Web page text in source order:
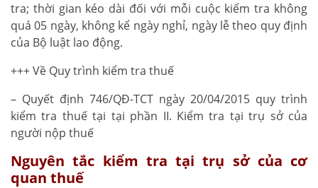
tra; thời gian kéo dài đối với mỗi cuộc kiểm tra không
quá 05 ngày, không kể ngày nghỉ, ngày lễ theo quy định
của Bộ luật lao động.
+++ Về Quy trình kiểm tra thuế
– Quyết định 746/QĐ-TCT ngày 20/04/2015 quy trình
kiểm tra thuế tại tại phần II. Kiểm tra tại trụ sở của
người nộp thuế
Nguyên tắc kiểm tra tại trụ sở của cơ
quan thuế